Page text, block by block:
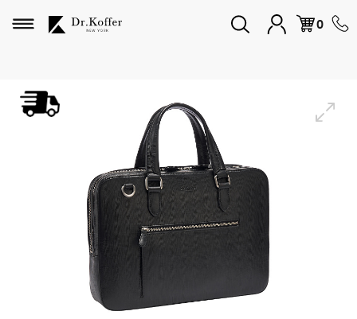
0
Избранное
Дорожная коллекция
Мужская коллекция
Женская коллекция
Подарки и сувениры
Подарочные карты